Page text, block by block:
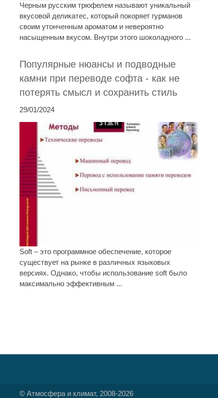
Черным русским трюфелем называют уникальный
вкусовой деликатес, который покоряет гурманов
своим утонченным ароматом и невероятно
насыщенным вкусом. Внутри этого шоколадного ...
Популярные нюансы и подводные
камни при переводе софта - как не
потерять смысл и сохранить стиль
29/01/2024
Soft – это программное обеспечение, которое
существует на рынке в различных языковых
версиях. Однако, чтобы использование soft было
максимально эффективным ...
© Атмосфера и климат, 2008-2026